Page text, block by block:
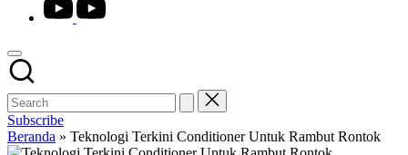
Subscribe
Beranda » Teknologi Terkini Conditioner Untuk Rambut Rontok